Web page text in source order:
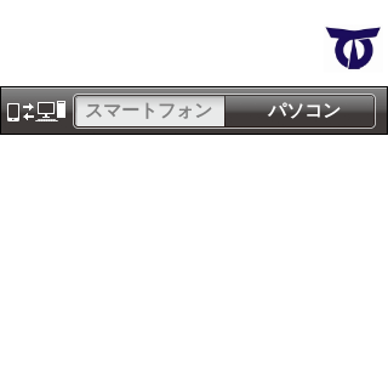
パソコン
スマートフォン